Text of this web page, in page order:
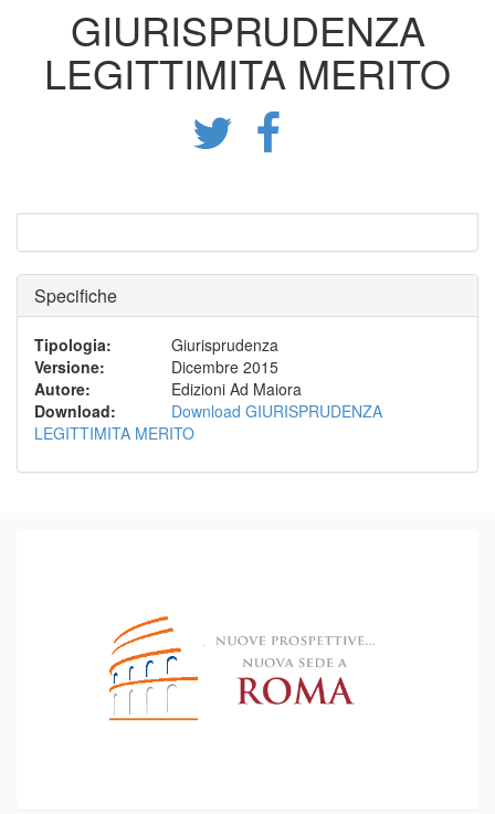
GIURISPRUDENZA
LEGITTIMITA MERITO
Specifiche
Tipologia:
Giurisprudenza
Versione:
Dicembre 2015
Autore:
Edizioni Ad Maiora
Download:
Download GIURISPRUDENZA
LEGITTIMITA MERITO